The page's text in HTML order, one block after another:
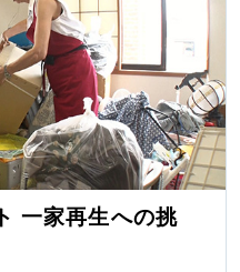
一家再生への挑